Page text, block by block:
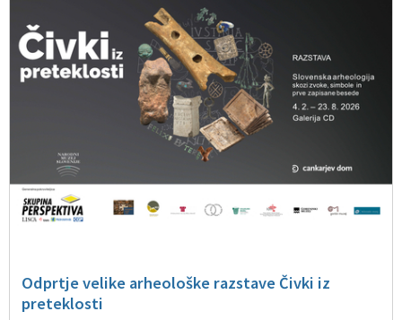
Odprtje velike arheološke razstave Čivki iz
preteklosti